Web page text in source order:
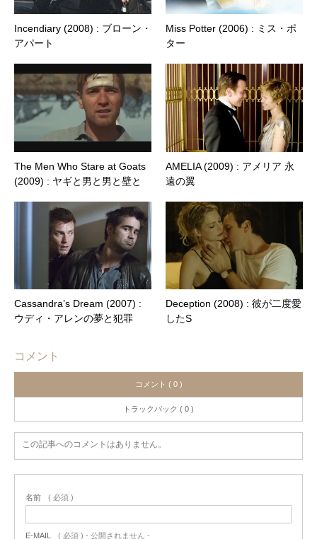
Incendiary (2008) : ブローン・
アパート
Miss Potter (2006) : ミス・ポ
ター
The Men Who Stare at Goats
(2009) : ヤギと男と男と壁と
AMELIA (2009) : アメリア 永
遠の翼
Cassandra’s Dream (2007) :
ウディ・アレンの夢と犯罪
Deception (2008) : 彼が二度愛
したS
コメント
コメント ( 0 )
トラックバック ( 0 )
この記事へのコメントはありません。
名前 ( 必須 )
E-MAIL ( 必須 ) - 公開されません -